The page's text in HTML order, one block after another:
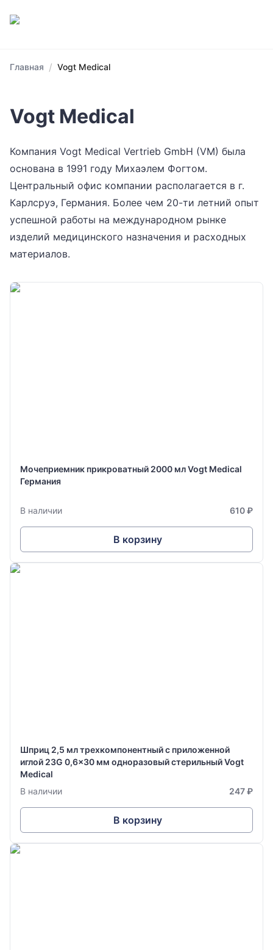
Главная / Vogt Medical
Vogt Medical
Компания Vogt Medical Vertrieb GmbH (VM) была
основана в 1991 году Михаэлем Фогтом.
Центральный офис компании располагается в г.
Карлсруэ, Германия. Более чем 20-ти летний опыт
успешной работы на международном рынке
изделий медицинского назначения и расходных
материалов.
Мочеприемник прикроватный 2000 мл Vogt Medical
Германия
В наличии 610 ₽
В корзину
Шприц 2,5 мл трехкомпонентный с приложенной
иглой 23G 0,6x30 мм одноразовый стерильный Vogt
Medical
В наличии
247 ₽
В корзину